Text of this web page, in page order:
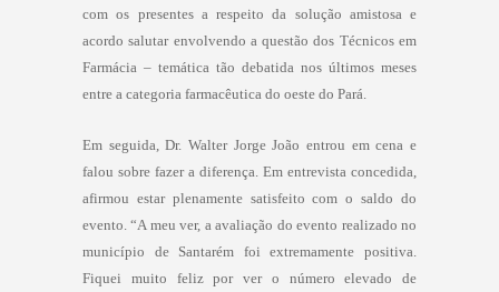
com os presentes a respeito da solução amistosa e
acordo salutar envolvendo a questão dos Técnicos em
Farmácia – temática tão debatida nos últimos meses
entre a categoria farmacêutica do oeste do Pará.
Em seguida, Dr. Walter Jorge João entrou em cena e
falou sobre fazer a diferença. Em entrevista concedida,
afirmou estar plenamente satisfeito com o saldo do
evento. “A meu ver, a avaliação do evento realizado no
município de Santarém foi extremamente positiva.
Fiquei muito feliz por ver o número elevado de